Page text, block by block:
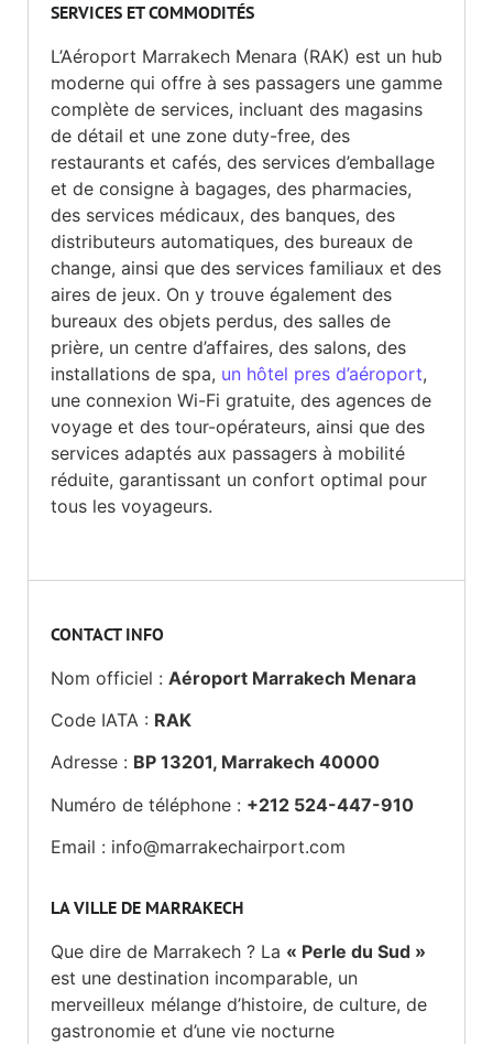
SERVICES ET COMMODITÉS
L’Aéroport Marrakech Menara (RAK) est un hub
moderne qui offre à ses passagers une gamme
complète de services, incluant des magasins
de détail et une zone duty-free, des
restaurants et cafés, des services d’emballage
et de consigne à bagages, des pharmacies,
des services médicaux, des banques, des
distributeurs automatiques, des bureaux de
change, ainsi que des services familiaux et des
aires de jeux. On y trouve également des
bureaux des objets perdus, des salles de
prière, un centre d’affaires, des salons, des
installations de spa, un hôtel pres d’aéroport,
une connexion Wi-Fi gratuite, des agences de
voyage et des tour-opérateurs, ainsi que des
services adaptés aux passagers à mobilité
réduite, garantissant un confort optimal pour
tous les voyageurs.
CONTACT INFO
Nom officiel : Aéroport Marrakech Menara
Code IATA : RAK
Adresse : BP 13201, Marrakech 40000
Numéro de téléphone : +212 524-447-910
Email : info@marrakechairport.com
LA VILLE DE MARRAKECH
Que dire de Marrakech ? La « Perle du Sud »
est une destination incomparable, un
merveilleux mélange d’histoire, de culture, de
gastronomie et d’une vie nocturne